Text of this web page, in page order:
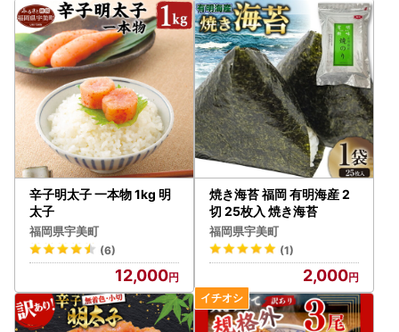
辛子明太子 一本物 1kg 明
太子
福岡県宇美町
(6)
12,000
焼き海苔 福岡 有明海産 2
切 25枚入 焼き海苔
福岡県宇美町
(1)
2,000